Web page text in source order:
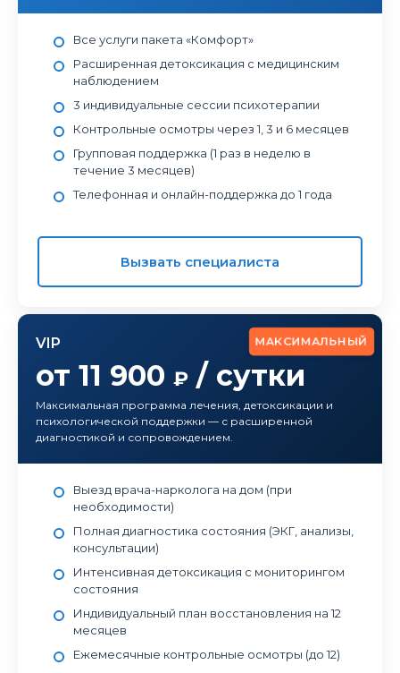
Все услуги пакета «Комфорт»
Расширенная детоксикация с медицинским
наблюдением
3 индивидуальные сессии психотерапии
Контрольные осмотры через 1, 3 и 6 месяцев
Групповая поддержка (1 раз в неделю в
течение 3 месяцев)
Телефонная и онлайн-поддержка до 1 года
Вызвать специалиста
МАКСИМАЛЬНЫЙ
VIP
от 11 900 ₽ / сутки
Максимальная программа лечения, детоксикации и
психологической поддержки — с расширенной
диагностикой и сопровождением.
Выезд врача-нарколога на дом (при
необходимости)
Полная диагностика состояния (ЭКГ, анализы,
консультации)
Интенсивная детоксикация с мониторингом
состояния
Индивидуальный план восстановления на 12
месяцев
Ежемесячные контрольные осмотры (до 12)